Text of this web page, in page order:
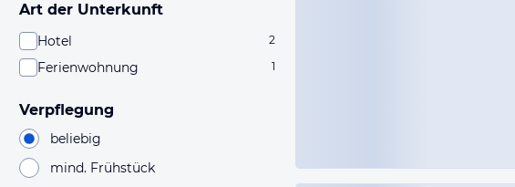
Art der Unterkunft
Hotel 2
Ferienwohnung 1
Verpflegung
beliebig
mind. Frühstück